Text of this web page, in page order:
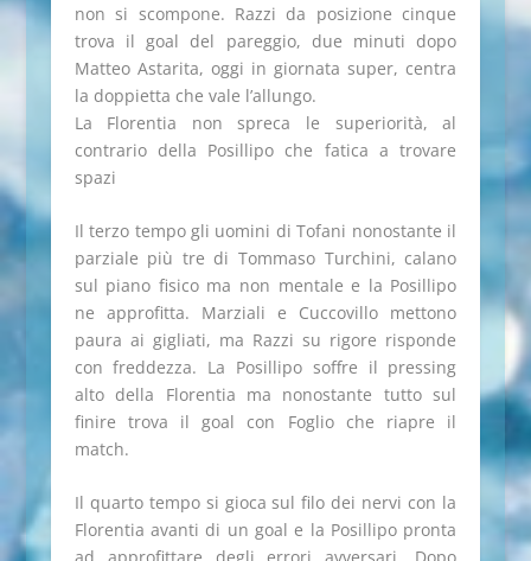
non si scompone. Razzi da posizione cinque
trova il goal del pareggio, due minuti dopo
Matteo Astarita, oggi in giornata super, centra
la doppietta che vale l’allungo.
La Florentia non spreca le superiorità, al
contrario della Posillipo che fatica a trovare
spazi
Il terzo tempo gli uomini di Tofani nonostante il
parziale più tre di Tommaso Turchini, calano
sul piano fisico ma non mentale e la Posillipo
ne approfitta. Marziali e Cuccovillo mettono
paura ai gigliati, ma Razzi su rigore risponde
con freddezza. La Posillipo soffre il pressing
alto della Florentia ma nonostante tutto sul
finire trova il goal con Foglio che riapre il
match.
Il quarto tempo si gioca sul filo dei nervi con la
Florentia avanti di un goal e la Posillipo pronta